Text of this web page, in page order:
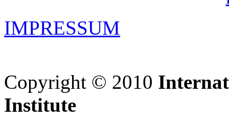
IMPRESSUM
Copyright © 2010
Institute